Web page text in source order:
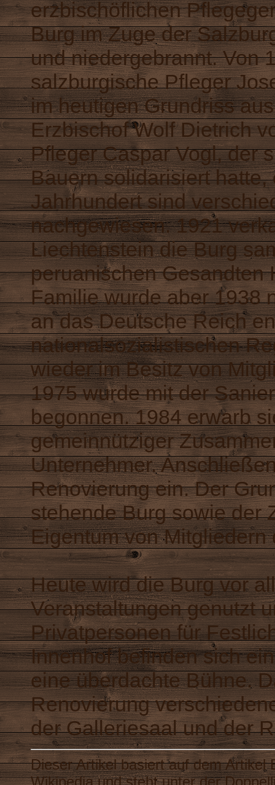
erzbischöflichen
Burg im Zuge der
und niedergebrannt. Von
salzburgische Pfleger
im heutigen Grundriss
Erzbischof Wolf Dietrich
Pfleger Caspar Vogl, der
Bauern solidarisiert
Jahrhundert sind
nachgewiesen. 1921
Liechtenstein die Burg
peruanischen Gesandten
Familie wurde aber 1938
an das Deutsche Reich
nationalsozialistischen
wieder im Besitz von
1975 wurde mit der
begonnen. 1984 erwarb
gemeinnütziger
Unternehmer.
Renovierung ein. Der
stehende Burg sowie der
Eigentum von
Heute wird die Burg vor
Veranstaltungen genutzt
Privatpersonen für
Innenhof befinden sich
eine überdachte Bühne.
Renovierung
der Galleriesaal und der
Dieser Artikel basiert auf dem Artikel
Wikipediaund steht unter der